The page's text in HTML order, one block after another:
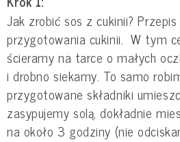
Jak zrobić sos z cukinii?
przygotowania cukinii. W tym
ścieramy na tarce o małych
i drobno siekamy. To samo
przygotowane składniki
zasypujemy solą, dokładnie
na około 3 godziny (nie